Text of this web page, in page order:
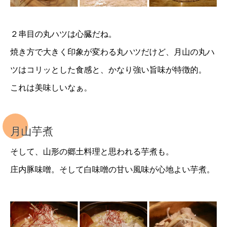
２串目の丸ハツは心臓だね。
焼き方で大きく印象が変わる丸ハツだけど、月山の丸ハ
ツはコリッとした食感と、かなり強い旨味が特徴的。
これは美味しいなぁ。
月山芋煮
そして、山形の郷土料理と思われる芋煮も。
庄内豚味噌。そして白味噌の甘い風味が心地よい芋煮。